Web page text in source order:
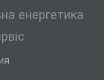
енергетика